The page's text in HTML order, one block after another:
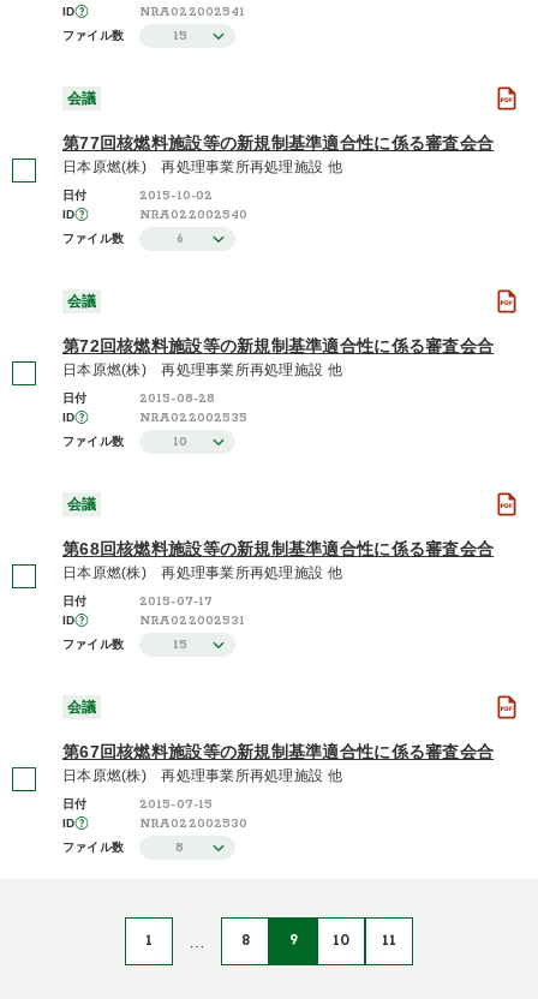
ID NRA022002541
ファイル数 15
会議
第77回核燃料施設等の新規制基準適合性に係る審査会合
日本原燃(株) 再処理事業所再処理施設 他
日付 2015-10-02
ID NRA022002540
ファイル数 6
会議
第72回核燃料施設等の新規制基準適合性に係る審査会合
日本原燃(株) 再処理事業所再処理施設 他
日付 2015-08-28
ID NRA022002535
ファイル数 10
会議
第68回核燃料施設等の新規制基準適合性に係る審査会合
日本原燃(株) 再処理事業所再処理施設 他
日付 2015-07-17
ID NRA022002531
ファイル数 15
会議
第67回核燃料施設等の新規制基準適合性に係る審査会合
日本原燃(株) 再処理事業所再処理施設 他
日付 2015-07-15
ID NRA022002530
ファイル数 8
1 8 9 10 11